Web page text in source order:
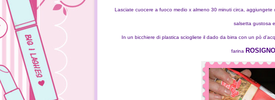
Lasciate cuocere a fuoco medio x almeno 30 minuti circa,
salsetta gustosa
In un bicchiere di plastica sciogliete il dado da birra con un pò
farina